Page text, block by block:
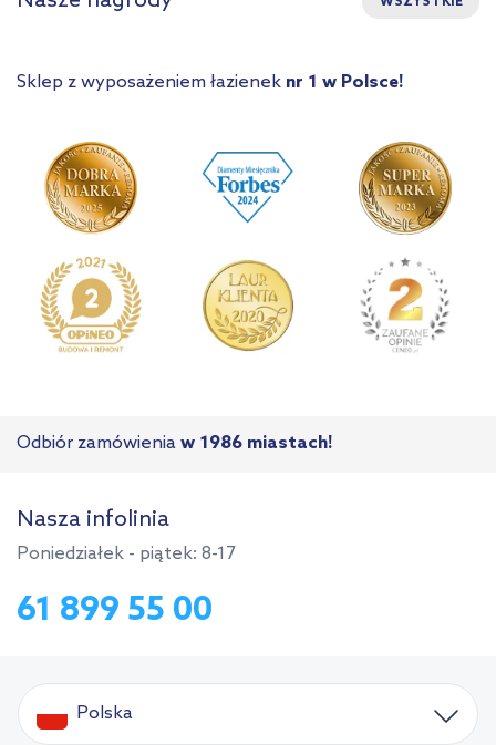
Sklep z wyposażeniem łazienek nr 1 w Polsce!
Odbiór zamówienia w 1986 miastach!
Nasza infolinia
Poniedziałek - piątek: 8-17
61 899 55 00
Polska